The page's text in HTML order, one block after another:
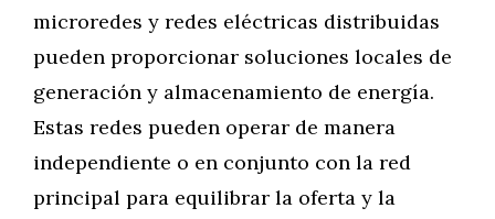
microredes y redes eléctricas distribuidas
pueden proporcionar soluciones locales de
generación y almacenamiento de energía.
Estas redes pueden operar de manera
independiente o en conjunto con la red
principal para equilibrar la oferta y la